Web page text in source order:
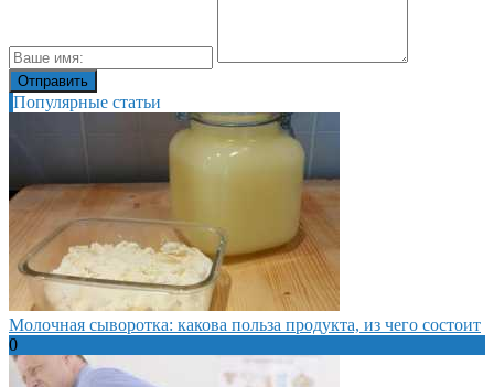
Популярные статьи
Молочная сыворотка: какова польза продукта, из чего состоит
0